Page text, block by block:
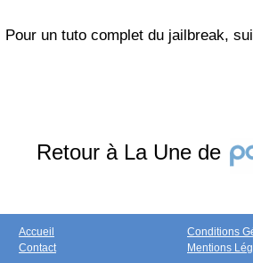
Pour un tuto complet du jailbreak,
Retour à La Une de
Accueil
Contact
Conditions
Mentions